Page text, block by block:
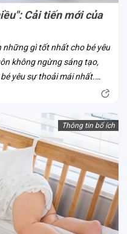
Cải tiến mới của
gì tốt nhất cho bé yêu
không ngừng sáng tạo,
yêu sự thoải mái nhất.
trong số đó. Đây là công
Thông tin bổ ích